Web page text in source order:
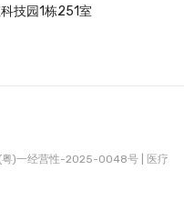
技园1栋251室
粤)一经营性-2025-0048号 |
医疗